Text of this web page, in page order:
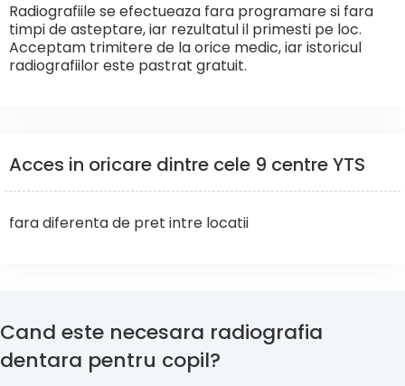
Radiografiile se efectueaza fara programare si fara
timpi de asteptare, iar rezultatul il primesti pe loc.
Acceptam trimitere de la orice medic, iar istoricul
radiografiilor este pastrat gratuit.
Acces in oricare dintre cele 9 centre YTS
fara diferenta de pret intre locatii
Cand este necesara radiografia
dentara pentru copil?